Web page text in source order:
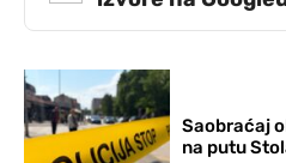
Saobraćaj
na putu